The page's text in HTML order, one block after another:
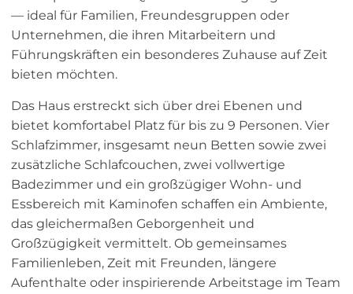
— ideal für Familien, Freundesgruppen oder
Unternehmen, die ihren Mitarbeitern und
Führungskräften ein besonderes Zuhause auf Zeit
bieten möchten.
Das Haus erstreckt sich über drei Ebenen und
bietet komfortabel Platz für bis zu 9 Personen. Vier
Schlafzimmer, insgesamt neun Betten sowie zwei
zusätzliche Schlafcouchen, zwei vollwertige
Badezimmer und ein großzügiger Wohn- und
Essbereich mit Kaminofen schaffen ein Ambiente,
das gleichermaßen Geborgenheit und
Großzügigkeit vermittelt. Ob gemeinsames
Familienleben, Zeit mit Freunden, längere
Aufenthalte oder inspirierende Arbeitstage im Team